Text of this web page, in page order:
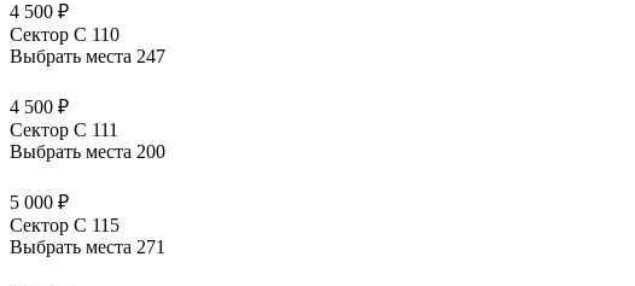
4 500 ₽
Сектор C 110
Выбрать места 247
4 500 ₽
Сектор C 111
Выбрать места 200
5 000 ₽
Сектор C 115
Выбрать места 271